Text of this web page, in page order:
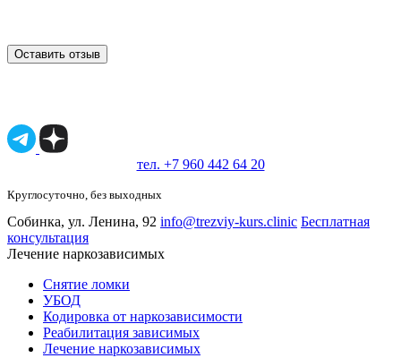
Оставить отзыв
тел. +7 960 442 64 20
Круглосуточно, без выходных
Собинка, ул. Ленина, 92 info@trezviy-kurs.clinic Бесплатная
консультация
Лечение наркозависимых
Снятие ломки
УБОД
Кодировка от наркозависимости
Реабилитация зависимых
Лечение наркозависимых